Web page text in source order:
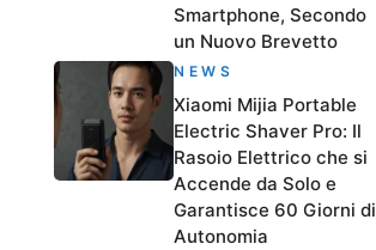
Smartphone, Secondo
un Nuovo Brevetto
NEWS
Xiaomi Mijia Portable
Electric Shaver Pro: Il
Rasoio Elettrico che si
Accende da Solo e
Garantisce 60 Giorni di
Autonomia